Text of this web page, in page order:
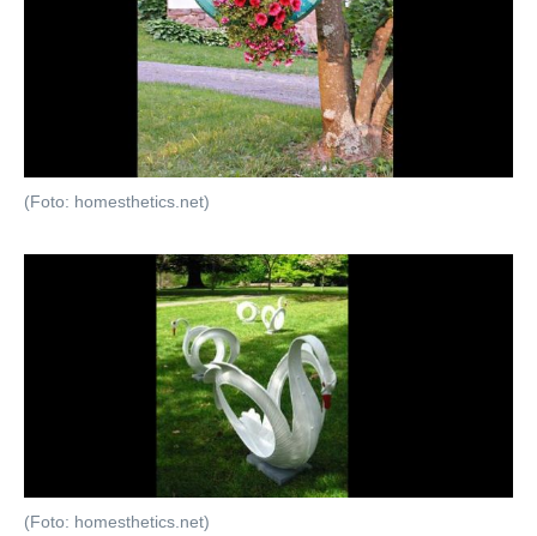
(Foto: homesthetics.net)
(Foto: homesthetics.net)